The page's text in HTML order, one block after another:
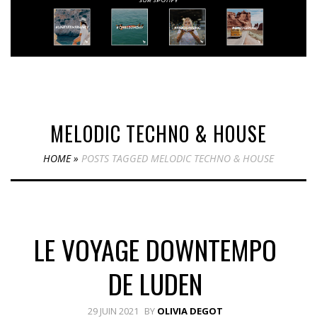
MELODIC TECHNO & HOUSE
HOME» POSTS TAGGED MELODIC TECHNO & HOUSE
LE VOYAGE DOWNTEMPO
DE LUDEN
29 JUIN 2021 BY OLIVIA DEGOT